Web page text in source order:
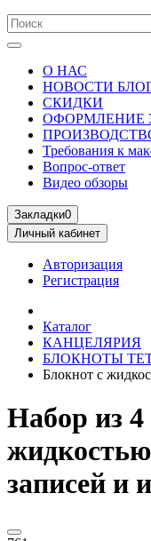
О НАС
НОВОСТИ
СКИДКИ
ОФОРМЛЕНИЕ
Требования к
Вопрос-ответ
Видео обзоры
Закладки0
Личный кабинет
Авторизация
Регистрация
Каталог
КАНЦЕЛЯРИЯ
БЛОКНОТЫ
Блокнот с
Набор из 4
записей и